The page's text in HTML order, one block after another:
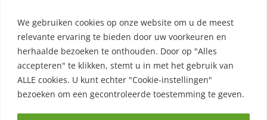
We gebruiken cookies op onze website om u de meest
relevante ervaring te bieden door uw voorkeuren en
herhaalde bezoeken te onthouden. Door op "Alles
accepteren" te klikken, stemt u in met het gebruik van
ALLE cookies. U kunt echter "Cookie-instellingen"
bezoeken om een ​​gecontroleerde toestemming te geven.
Algemene Voorwaarden
Contact